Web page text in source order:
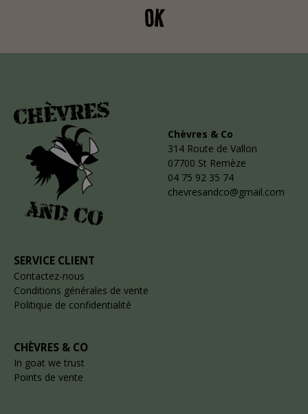
OK
Chèvres & Co
314 Route de Vallon
07700 St Remèze
04 75 92 35 74
chevresandco@gmail.com
SERVICE CLIENT
Contactez-nous
Conditions générales de vente
Politique de confidentialité
CHÈVRES & CO
In goat we trust
Points de vente